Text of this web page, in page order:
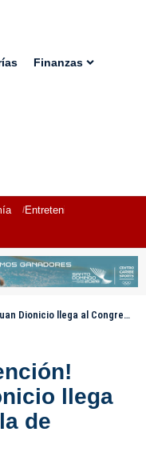
Finanzas
Entretenimiento
al Congreso en silla de ruedas
llega
de